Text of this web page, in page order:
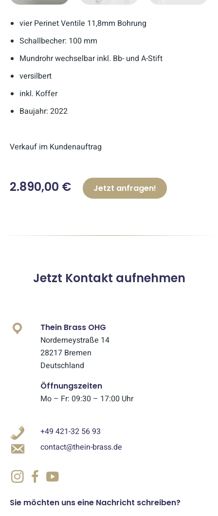
vier Perinet Ventile 11,8mm Bohrung
Schallbecher: 100 mm
Mundrohr wechselbar inkl. Bb- und A-Stift
versilbert
inkl. Koffer
Baujahr: 2022
Verkauf im Kundenauftrag
2.890,00 € Jetzt anfragen!
Jetzt Kontakt aufnehmen
Thein Brass OHG
Norderneystraße 14
28217 Bremen
Deutschland
Öffnungszeiten
Mo – Fr: 09:30 – 17:00 Uhr
+49 421-32 56 93
contact@thein-brass.de
Sie möchten uns eine Nachricht schreiben?